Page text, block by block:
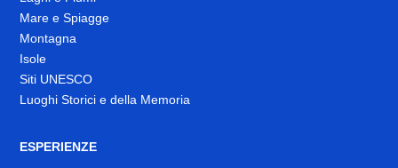
Mare e Spiagge
Montagna
Isole
Siti UNESCO
Luoghi Storici e della Memoria
ESPERIENZE